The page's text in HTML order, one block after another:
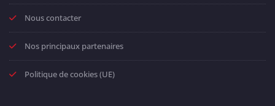
Nous contacter
Nos principaux partenaires
Politique de cookies (UE)